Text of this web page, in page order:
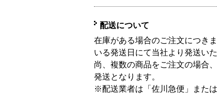
配送について
在庫がある場合のご注文につき
いる発送日にて当社より発送い
尚、複数の商品をご注文の場合
発送となります。
※配送業者は「佐川急便」また